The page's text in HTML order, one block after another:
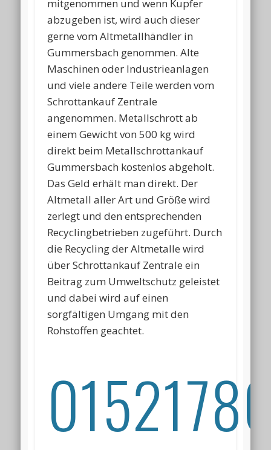
mitgenommen und wenn Kupfer
abzugeben ist, wird auch dieser
gerne vom Altmetallhändler in
Gummersbach genommen. Alte
Maschinen oder Industrieanlagen
und viele andere Teile werden vom
Schrottankauf Zentrale
angenommen. Metallschrott ab
einem Gewicht von 500 kg wird
direkt beim Metallschrottankauf
Gummersbach kostenlos abgeholt.
Das Geld erhält man direkt. Der
Altmetall aller Art und Größe wird
zerlegt und den entsprechenden
Recyclingbetrieben zugeführt. Durch
die Recycling der Altmetalle wird
über Schrottankauf Zentrale ein
Beitrag zum Umweltschutz geleistet
und dabei wird auf einen
sorgfältigen Umgang mit den
Rohstoffen geachtet.